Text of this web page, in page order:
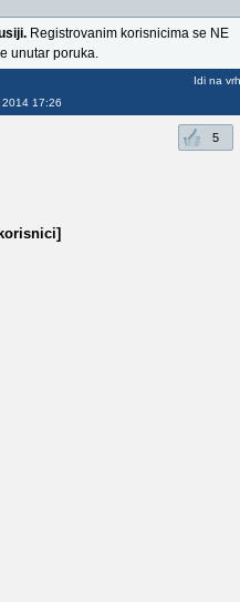
Registrovanim korisnicima se NE
unutar poruka.
17:26
Idi na vrh
5